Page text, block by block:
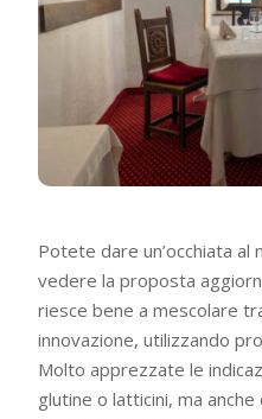
Potete dare un’occhiata al
vedere la proposta
riesce bene a mescolare
innovazione, utilizzando
Molto apprezzate le
glutine o latticini, ma